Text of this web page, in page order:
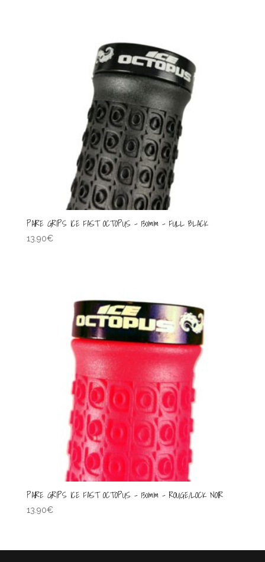
PAIRE GRIPS ICE FAST OCTOPUS – 130mm – FULL BLACK
13.90€
PAIRE GRIPS ICE FAST OCTOPUS – 130mm – ROUGE/LOCK NOIR
13.90€